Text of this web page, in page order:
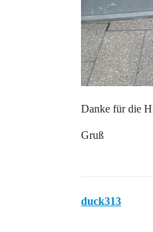
Danke für die
Gruß
duck313